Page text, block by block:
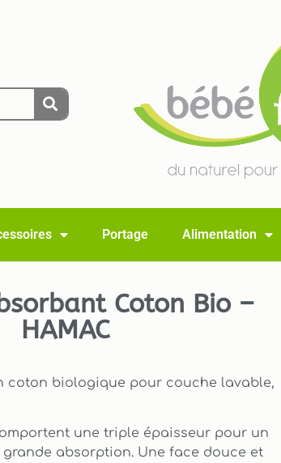
Portage Alimentation
Coton Bio –
HAMAC
coton biologique pour couche lavable,
une triple épaisseur pour un
absorption. Une face douce et